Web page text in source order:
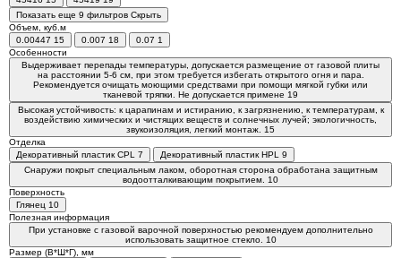
Показать еще 9 фильтров Скрыть
Объем, куб.м
0.00447 15 0.007 18 0.07 1
Особенности
Выдерживает перепады температуры, допускается размещение от газовой плиты
на расстоянии 5-6 см, при этом требуется избегать открытого огня и пара.
Рекомендуется очищать моющими средствами при помощи мягкой губки или
тканевой тряпки. Не допускается примене 19
Высокая устойчивость: к царапинам и истиранию, к загрязнению, к температурам, к
воздействию химических и чистящих веществ и солнечных лучей; экологичность,
звукоизоляция, легкий монтаж.
15
Отделка
Декоративный пластик CPL
7 Декоративный пластик HPL
9
Снаружи покрыт специальным лаком, оборотная сторона обработана защитным
водоотталкивающим покрытием.
10
Поверхность
Глянец 10
Полезная информация
При установке с газовой варочной поверхностью рекомендуем дополнительно
использовать защитное стекло.
10
Размер (В*Ш*Г), мм